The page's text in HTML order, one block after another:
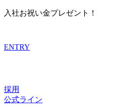
入社お祝い金プレゼント！
ENTRY
採用
公式ライン